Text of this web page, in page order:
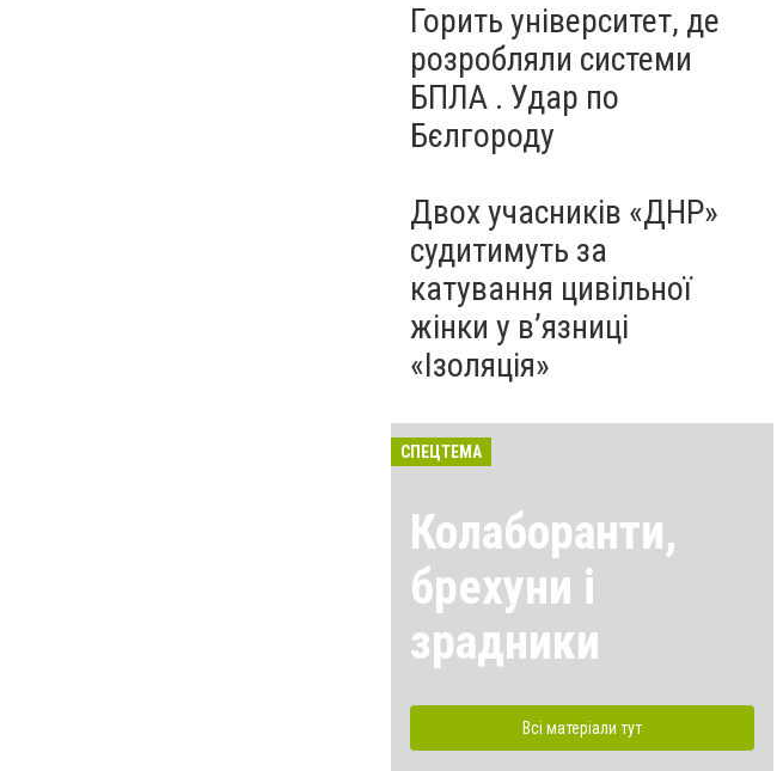
Горить університет, де
розробляли системи
БПЛА . Удар по
Бєлгороду
Двох учасників «ДНР»
судитимуть за
катування цивільної
жінки у в’язниці
«Ізоляція»
СПЕЦТЕМА
Колаборанти,
брехуни і
зрадники
Всі матеріали тут